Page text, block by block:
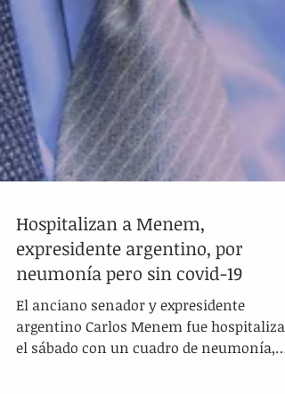
Hospitalizan a Menem,
expresidente argentino, por
neumonía pero sin covid-19
El anciano senador y expresidente